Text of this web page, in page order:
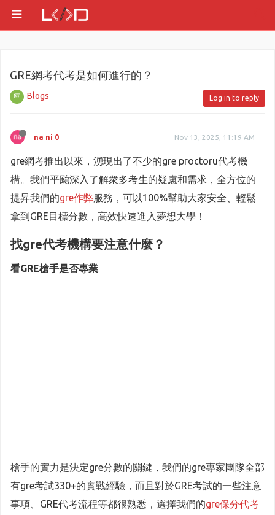
GRE網考代考是如何進行的？
Blogs Log in to reply
na ni 0 Nov 13, 2025, 11:19 AM
gre網考推出以來，湧現出了不少的gre proctoru代考機
構。我們平颱深入了解衆多考生的疑慮和需求，全方位的
提昇我們的gre作弊服務，可以100%幫助大家安全、輕鬆
拿到GRE目標分數，高效快速進入夢想大學！
找gre代考機構要注意什麼？
看GRE槍手是否專業
槍手的實力是決定gre分數的關鍵，我們的gre專家團隊全部
有gre考試330+的實戰經驗，而且對於GRE考試的一些注意
事項、GRE代考流程等都很熟悉，選擇我們的gre保分代考